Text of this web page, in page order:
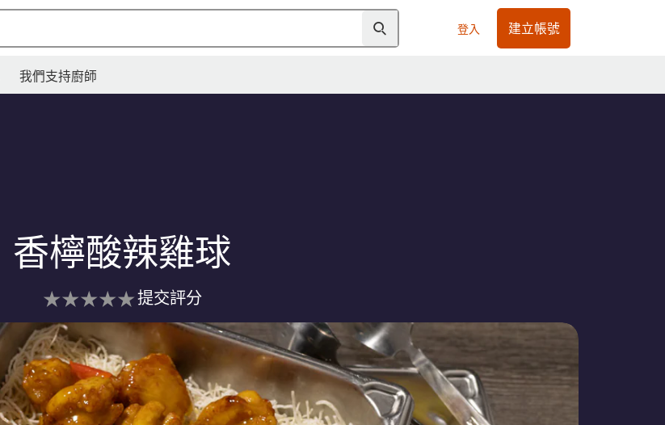
登入 建立帳號
我們支持廚師
香檸酸辣雞球
没
有
为
这
个
recipe
提交評分